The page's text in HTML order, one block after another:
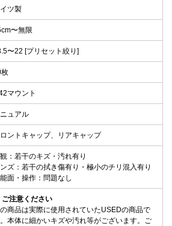
イツ製
〜無限
〜22 [プリセット絞り]
枚
マウント
ュアル
ントキャップ、リアキャップ
：若干のキズ・汚れ有り
ズ：若干の拭き傷有り・極小のチリ混入有り
面・操作：問題なし
注意ください
商品は実際に使用されていたUSEDの商品で
本体に細かいキズや汚れ等がございます。ご